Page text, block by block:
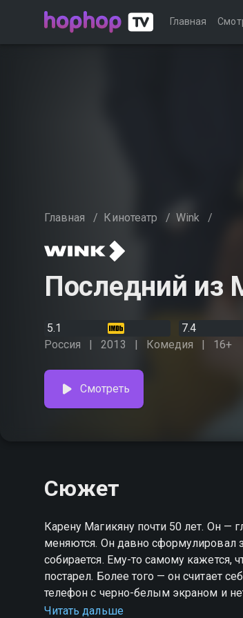
Главная
Главная / Кинотеатр / Wink /
Последний из
5.1 7.4
Россия
2013 Комедия 16+
Смотреть
Сюжет
Карену Магикяну почти 50 лет. Он —
меняются. Он давно сформулировал
собирается. Ему-то самому кажется,
постарел. Более того — он считает
телефон с черно-белым экраном и нет электронной почты. Вот
сильно — с чего все вокруг сходят
Читать дальше